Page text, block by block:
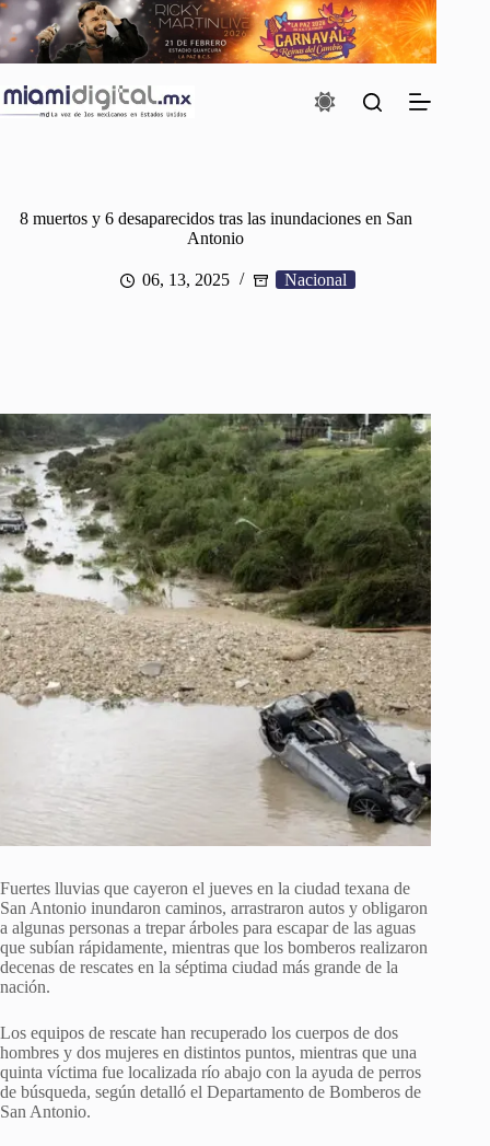
Saltar
al
contenido
8 muertos y 6 desaparecidos tras las inundaciones en San
Antonio
06, 13, 2025 Nacional
Fuertes lluvias que cayeron el jueves en la ciudad texana de
San Antonio inundaron caminos, arrastraron autos y obligaron
a algunas personas a trepar árboles para escapar de las aguas
que subían rápidamente, mientras que los bomberos realizaron
decenas de rescates en la séptima ciudad más grande de la
nación.
Los equipos de rescate han recuperado los cuerpos de dos
hombres y dos mujeres en distintos puntos, mientras que una
quinta víctima fue localizada río abajo con la ayuda de perros
de búsqueda, según detalló el Departamento de Bomberos de
San Antonio.